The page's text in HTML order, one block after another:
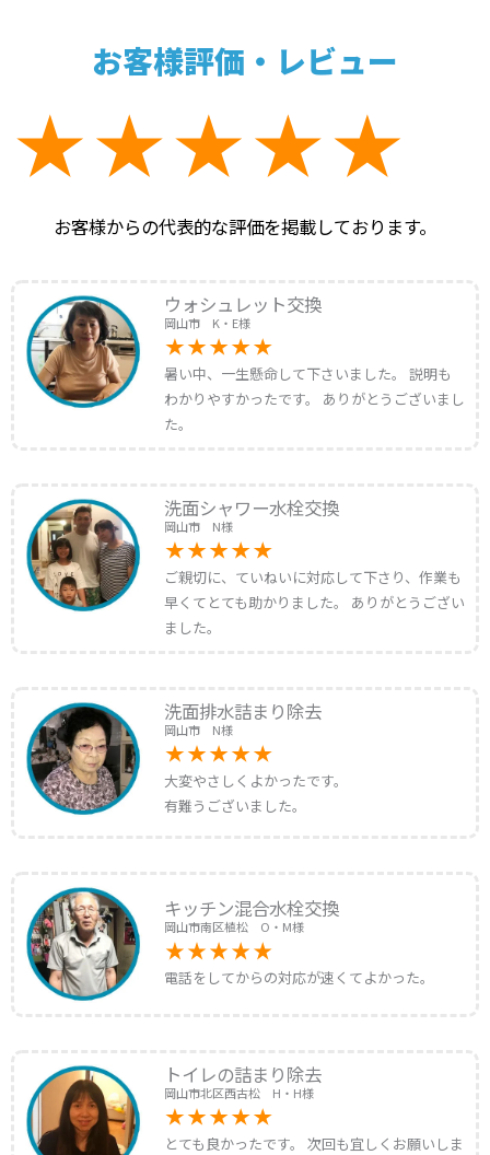
お客様評価・レビュー
お客様からの代表的な評価を掲載しております。
ウォシュレット交換
岡山市 K・E様
暑い中、一生懸命して下さいました。 説明も
わかりやすかったです。 ありがとうございまし
た。
洗面シャワー水栓交換
岡山市 N様
ご親切に、ていねいに対応して下さり、作業も
早くてとても助かりました。 ありがとうござい
ました。
洗面排水詰まり除去
岡山市 N様
大変やさしくよかったです。
有難うございました。
キッチン混合水栓交換
岡山市南区植松 O・M様
電話をしてからの対応が速くてよかった。
トイレの詰まり除去
岡山市北区西古松 H・H様
とても良かったです。 次回も宜しくお願いしま